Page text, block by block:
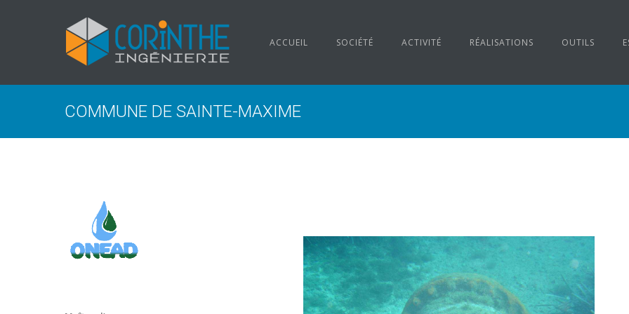
ACCUEIL SOCIÉTÉ ACTIVITÉ RÉALISATIONS OUTILS
COMMUNE DE SAINTE-MAXIME